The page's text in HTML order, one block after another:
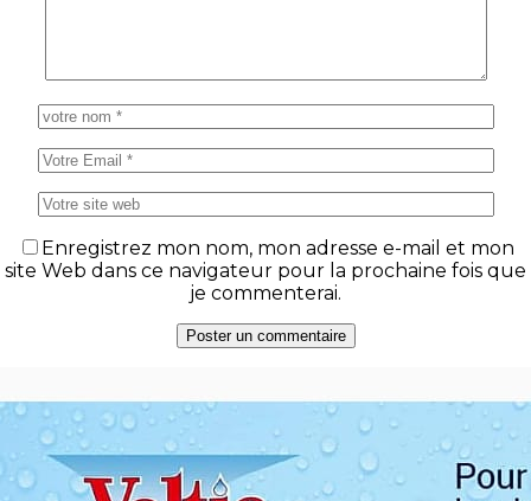
Enregistrez mon nom, mon adresse e-mail et mon
site Web dans ce navigateur pour la prochaine fois que
je commenterai.